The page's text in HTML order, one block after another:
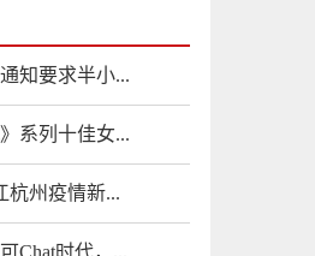
知要求半小...
系列十佳女...
杭州疫情新...